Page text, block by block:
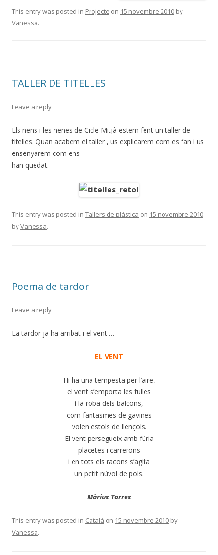
This entry was posted in Projecte on 15 novembre 2010 by
Vanessa.
TALLER DE TITELLES
Leave a reply
Els nens i les nenes de Cicle Mitjà estem fent un taller de
titelles. Quan acabem el taller , us explicarem com es fan i us
ensenyarem com ens
han quedat.
This entry was posted in Tallers de plàstica on 15 novembre 2010
byVanessa.
Poema de tardor
Leave a reply
La tardor ja ha arribat i el vent …
EL VENT
Hi ha una tempesta per l’aire,
el vent s’emporta les fulles
i la roba dels balcons,
com fantasmes de gavines
volen estols de llençols.
El vent persegueix amb fúria
placetes i carrerons
i en tots els racons s’agita
un petit núvol de pols.
Màrius Torres
This entry was posted in Català on 15 novembre 2010 by
Vanessa.